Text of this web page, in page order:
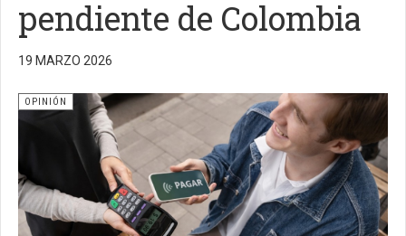
pendiente de Colombia
19 MARZO 2026
OPINIÓN